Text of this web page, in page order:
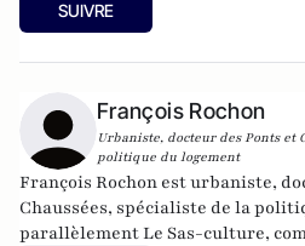
intervient également à l'Université
numérique, aux stratégies
des impacts économiques,
l'introduction d'une innovation.
principalement sur le secteur de
créatives et culturelles,
industries de réseau
SUIVRE
François Rochon
Urbaniste, docteur des Ponts et
politique du logement
François Rochon est urbaniste,
Chaussées, spécialiste de la
parallèlement Le Sas-culture,